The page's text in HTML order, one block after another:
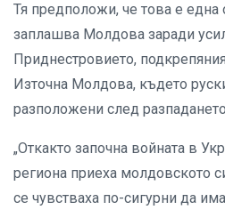
Тя предположи, че това е една
заплашва Молдова заради
Приднестровието,
Източна Молдова, където
разположени след
„Откакто започна войната в
региона приеха молдовското
се чувстваха по-сигурни да